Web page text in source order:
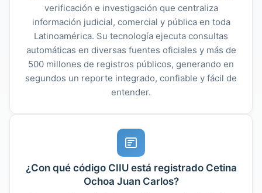
verificación e investigación que centraliza
información judicial, comercial y pública en toda
Latinoamérica. Su tecnología ejecuta consultas
automáticas en diversas fuentes oficiales y más de
500 millones de registros públicos, generando en
segundos un reporte integrado, confiable y fácil de
entender.
¿Con qué código CIIU está registrado Cetina
Ochoa Juan Carlos?